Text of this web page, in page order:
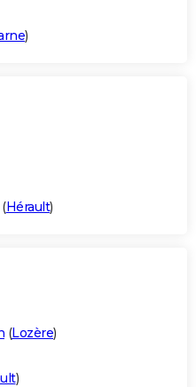
)
(Hérault)
(Lozère)
)